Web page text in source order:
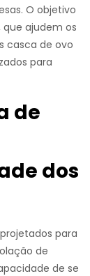
O objetivo
ajudem os
casca de ovo
para
de
dos
para
de
de se